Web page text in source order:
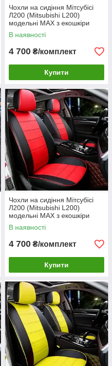
Чохли на сидіння Мітсубісі
Л200 (Mitsubishi L200)
модельні MAX з екошкіри
Чорно-білий
В наявності
4 700 ₴/комплект
Купити
Чохли на сидіння Мітсубісі
Л200 (Mitsubishi L200)
модельні MAX з екошкіри
Чорно-червоний
В наявності
4 700 ₴/комплект
Купити